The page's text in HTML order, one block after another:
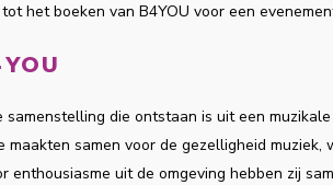
het boeken van B4YOU voor een
samenstelling die ontstaan is uit een
maakten samen voor de gezelligheid
enthousiasme uit de omgeving hebben zij